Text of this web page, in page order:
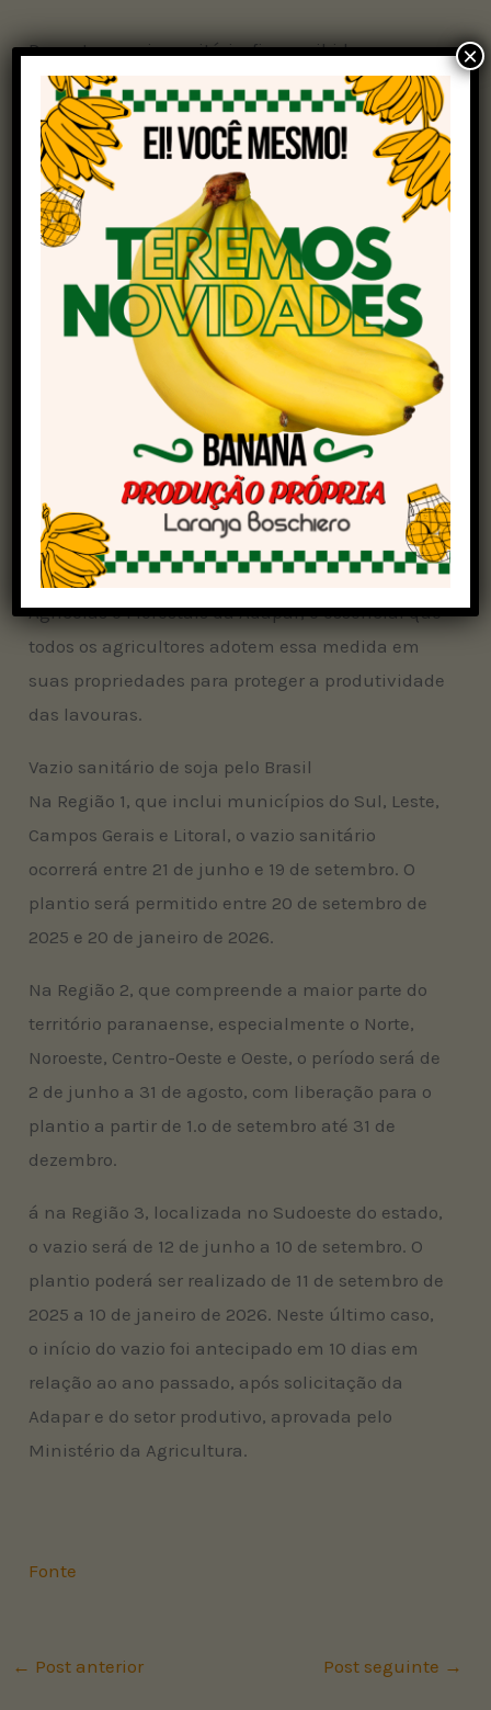
Durante o vazio sanitário, fica proibida a
manutenção de plantas vivas de soja no campo.
Essa proibição busca eliminar possíveis
hospedeiros do fungoPhakopsora pachyrhizi,
responsável pela ferrugem, e assim reduzir a
presença do patógeno no ambiente antes do
início da nova safra. A ausência da planta
hospedeira nesse período interrompe o ciclo da
doença e dificulta sua propagação.
A Agência de Defesa Agropecuária do Paraná
(Adapar) será responsável pela fiscalização e
pelo cumprimento do calendário, além de
aplicar as penalidades previstas aos produtores
que descumprirem as regras. De acordo com
Marcílio Martins Araújo, coordenador de
Prevenção e Controle de Pragas em Cultivos
Agrícolas e Florestais da Adapar, é essencial que
todos os agricultores adotem essa medida em
suas propriedades para proteger a produtividade
das lavouras.
Vazio sanitário de soja pelo Brasil
Na Região 1, que inclui municípios do Sul, Leste,
Campos Gerais e Litoral, o vazio sanitário
ocorrerá entre 21 de junho e 19 de setembro. O
plantio será permitido entre 20 de setembro de
2025 e 20 de janeiro de 2026.
Na Região 2, que compreende a maior parte do
território paranaense, especialmente o Norte,
Noroeste, Centro-Oeste e Oeste, o período será de
2 de junho a 31 de agosto, com liberação para o
plantio a partir de 1.º de setembro até 31 de
dezembro.
á na Região 3, localizada no Sudoeste do estado,
o vazio será de 12 de junho a 10 de setembro. O
plantio poderá ser realizado de 11 de setembro de
2025 a 10 de janeiro de 2026. Neste último caso,
o início do vazio foi antecipado em 10 dias em
relação ao ano passado, após solicitação da
Adapar e do setor produtivo, aprovada pelo
Ministério da Agricultura.
Fonte
← Post anterior Post seguinte →
×